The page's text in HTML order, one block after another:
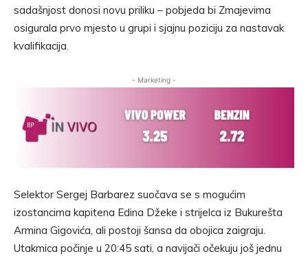
sadašnjost donosi novu priliku – pobjeda bi Zmajevima
osigurala prvo mjesto u grupi i sjajnu poziciju za nastavak
kvalifikacija.
- Marketing -
Selektor Sergej Barbarez suočava se s mogućim
izostancima kapitena Edina Džeke i strijelca iz Bukurešta
Armina Gigovića, ali postoji šansa da obojica zaigraju.
Utakmica počinje u 20:45 sati, a navijači očekuju još jednu